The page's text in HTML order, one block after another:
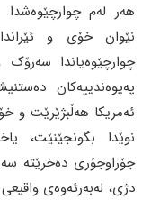
هەر لەم چوارچێوەشدا
نێوان خۆی و
چوارچێوەیاندا
پەیوەندییەکان
ئەمریکا هەڵبژێرێت و
نوێدا بگونجێنێت،
جۆراوجۆری دەخرێتە
دژی، لەبەرئەوەی